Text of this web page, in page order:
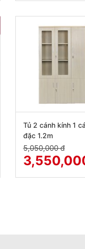
Tủ 2 cánh kính 1
đặc 1.2m
5,050,000 đ